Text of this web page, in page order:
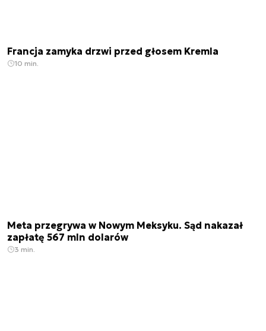
Francja zamyka drzwi przed głosem Kremla
10 min.
Meta przegrywa w Nowym Meksyku. Sąd nakazał
zapłatę 567 mln dolarów
3 min.